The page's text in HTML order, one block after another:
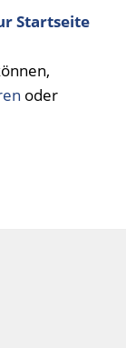
Startseite
oder